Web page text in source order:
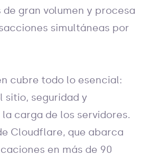
gran volumen y procesa
simultáneas por
cubre todo lo esencial:
sitio, seguridad y
carga de los servidores.
Cloudflare, que abarca
en más de 90